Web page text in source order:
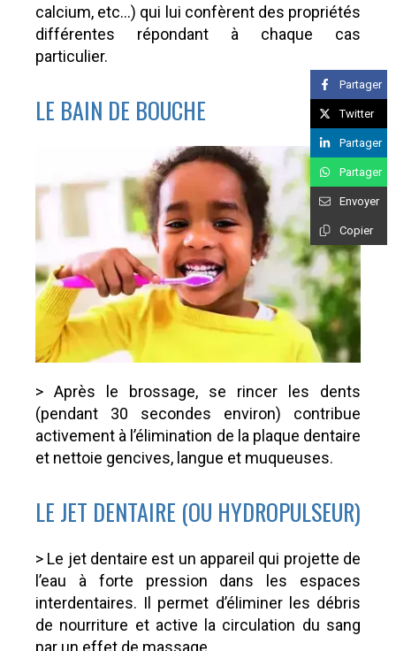
calcium, etc…) qui lui confèrent des propriétés
différentes répondant à chaque cas
particulier.
LE BAIN DE BOUCHE
> Après le brossage, se rincer les dents
(pendant 30 secondes environ) contribue
activement à l’élimination de la plaque dentaire
et nettoie gencives, langue et muqueuses.
LE JET DENTAIRE (OU HYDROPULSEUR)
> Le jet dentaire est un appareil qui projette de
l’eau à forte pression dans les espaces
interdentaires. Il permet d’éliminer les débris
de nourriture et active la circulation du sang
par un effet de massage.
Partager
Twitter
Partager
Partager
Envoyer
Copier